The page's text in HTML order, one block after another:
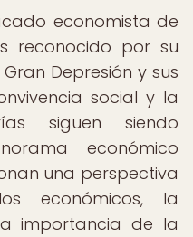
economista de
reconocido por su
Depresión y sus
social y la
siguen siendo
económico
una perspectiva
económicos, la
importancia de la